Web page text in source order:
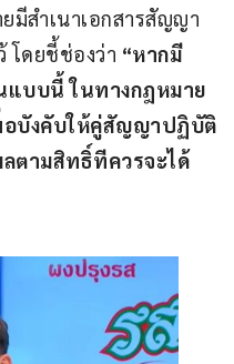
มีสำเนาเอกสารสัญญา
โดยชี้ช่องว่า “หากมี
แบบนี้ ในทางกฎหมาย
อบังคับให้คู่สัญญาปฏิบัติ
ตามสิทธิ์ทีควรจะได้